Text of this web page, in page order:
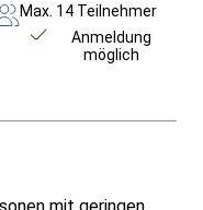
Max. 14 Teilnehmer
Anmeldung
möglich